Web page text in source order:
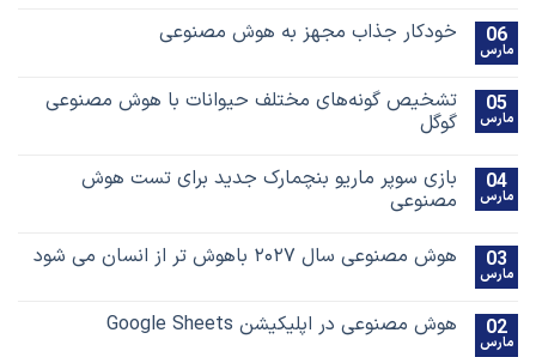
06
مارس
خودکار جذاب مجهز به هوش مصنوعی
05
مارس
تشخیص گونه‌های مختلف حیوانات با هوش مصنوعی
گوگل
04
مارس
بازی سوپر ماریو بنچمارک جدید برای تست هوش
مصنوعی
03
مارس
هوش مصنوعی سال ۲۰۲۷ باهوش تر از انسان می شود
02
مارس
هوش مصنوعی در اپلیکیشن Google Sheets